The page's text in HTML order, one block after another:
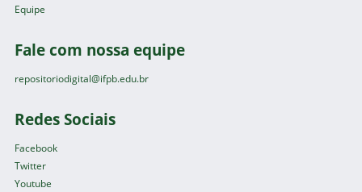
Equipe
Fale com nossa equipe
repositoriodigital@ifpb.edu.br
Redes Sociais
Facebook
Twitter
Youtube